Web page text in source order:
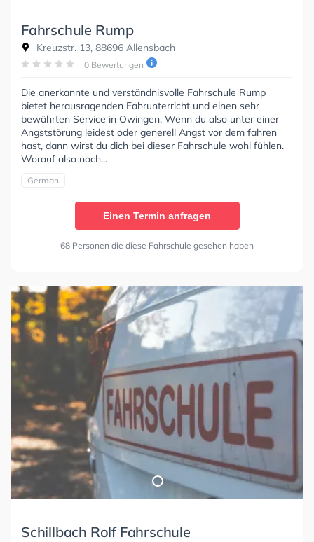
Fahrschule Rump
Kreuzstr. 13, 88696 Allensbach
0 Bewertungen
Die anerkannte und verständnisvolle Fahrschule Rump
bietet herausragenden Fahrunterricht und einen sehr
bewährten Service in Owingen. Wenn du also unter einer
Angststörung leidest oder generell Angst vor dem fahren
hast, dann wirst du dich bei dieser Fahrschule wohl fühlen.
Worauf also noch...
German
Einen Termin anfragen
68 Personen die diese Fahrschule gesehen haben
Schillbach Rolf Fahrschule